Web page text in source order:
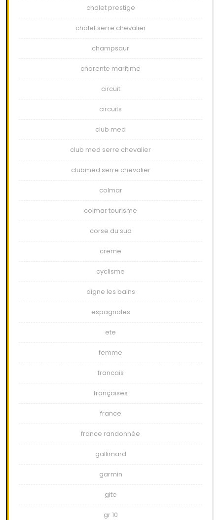
chalet prestige
chalet serre chevalier
champsaur
charente maritime
circuit
circuits
club med
club med serre chevalier
clubmed serre chevalier
colmar
colmar tourisme
corse du sud
creme
cyclisme
digne les bains
espagnoles
ete
femme
francais
françaises
france
france randonnée
gallimard
garmin
gite
gr 10